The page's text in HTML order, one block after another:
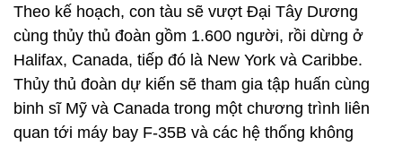
Theo kế hoạch, con tàu sẽ vượt Đại Tây Dương
cùng thủy thủ đoàn gồm 1.600 người, rồi dừng ở
Halifax, Canada, tiếp đó là New York và Caribbe.
Thủy thủ đoàn dự kiến sẽ tham gia tập huấn cùng
binh sĩ Mỹ và Canada trong một chương trình liên
quan tới máy bay F-35B và các hệ thống không